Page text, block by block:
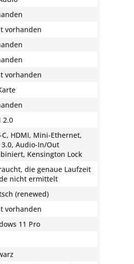
vorhanden
vorhanden
2.0
C, HDMI, Mini-Ethernet,
3.0, Audio-In/Out
Kensington Lock
die genaue Laufzeit
nicht ermittelt
(renewed)
vorhanden
11 Pro